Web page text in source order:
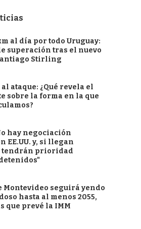
al día por todo Uruguay:
superación tras el nuevo
Stirling
ataque: ¿Qué revela el
sobre la forma en la que
hay negociación
EE.UU. y, si llegan
tendrán prioridad
Montevideo seguirá yendo
hasta al menos 2055,
que prevé la IMM